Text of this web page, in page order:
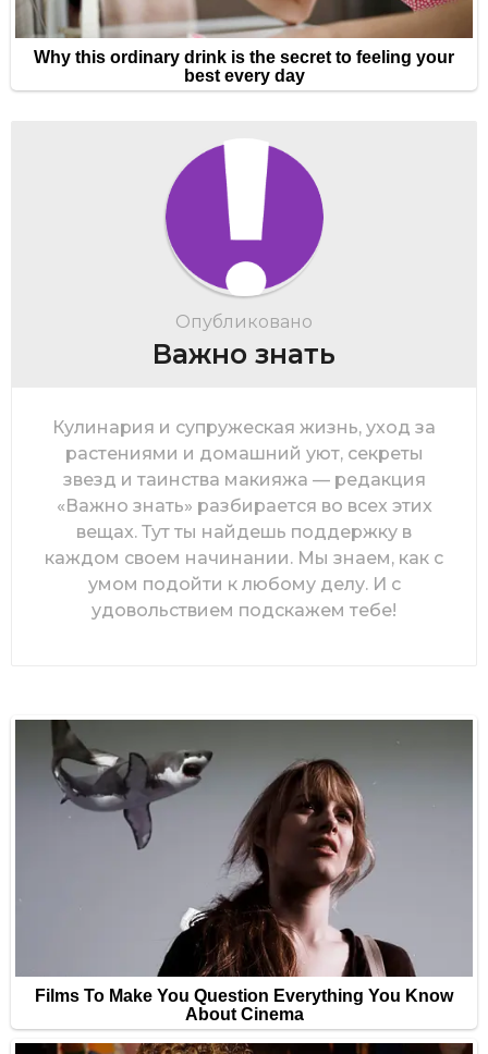
Опубликовано
Важно знать
Кулинария и супружеская жизнь, уход за
растениями и домашний уют, секреты
звезд и таинства макияжа — редакция
«Важно знать» разбирается во всех этих
вещах. Тут ты найдешь поддержку в
каждом своем начинании. Мы знаем, как с
умом подойти к любому делу. И с
удовольствием подскажем тебе!